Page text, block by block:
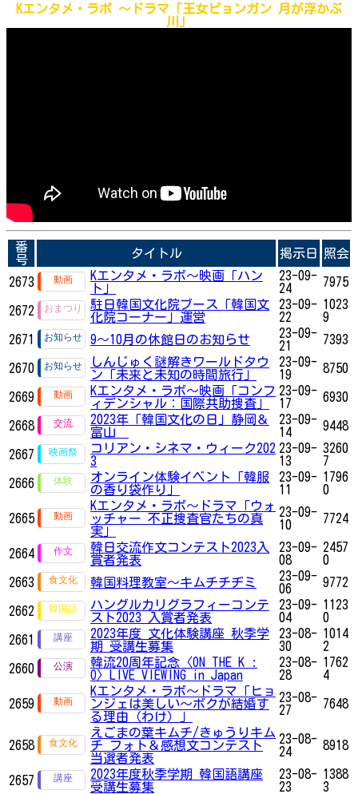
Kエンタメ・ラボ ～ ドラマ「王女ピョンガン 月が浮かぶ
川」
番
号
タイトル 掲示日 照会
2673
Kエンタメ・ラボ～映画「ハン
ト」
23-09-
24
7975
2672
駐日韓国文化院ブース「韓国文
化院コーナー」運営
23-09-
22
1023
9
2671
9～10月の休館日のお知らせ
23-09-
21
7393
2670
しんじゅく謎解きワールドタウ
ン「未来と未知の時間旅行」
23-09-
19
8750
2669
Kエンタメ・ラボ～映画「コンフ
ィデンシャル：国際共助捜査」
23-09-
17
6930
2668
2023年「韓国文化の日」静岡＆
富山
23-09-
14
9448
2667
コリアン・シネマ・ウィーク202
3
23-09-
13
3260
7
2666
オンライン体験イベント「韓服
の香り袋作り」
23-09-
11
1796
0
2665
Kエンタメ・ラボ～ドラマ「ウォ
ッチャー 不正捜査官たちの真
実」
23-09-
10
7724
2664
韓日交流作文コンテスト2023入
賞者発表
23-09-
08
2457
0
2663
韓国料理教室～キムチチヂミ
23-09-
06
9772
2662
ハングルカリグラフィーコンテ
スト2023 入賞者発表
23-09-
04
1123
0
2661
2023年度 文化体験講座 秋季学
期 受講生募集
23-08-
30
1014
2
2660
韓流20周年記念〈ON THE K :
O〉LIVE VIEWING in Japan
23-08-
28
1762
4
2659
Kエンタメ・ラボ～ドラマ「ヒョ
ンジェは美しい～ボクが結婚す
る理由（わけ）」
23-08-
27
7648
2658
えごまの葉キムチ/きゅうりキム
チ フォト＆感想文コンテスト
当選者発表
23-08-
24
8918
2657
2023年度秋季学期 韓国語講座
受講生募集
23-08-
23
1388
3